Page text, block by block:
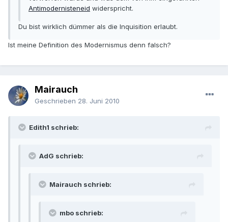
Antimodernisteneid widerspricht.
Du bist wirklich dümmer als die Inquisition erlaubt.
Ist meine Definition des Modernismus denn falsch?
Mairauch
Geschrieben 28. Juni 2010
Edith1 schrieb:
AdG schrieb:
Mairauch schrieb:
mbo schrieb: